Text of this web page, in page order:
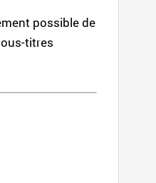
possible de
titres